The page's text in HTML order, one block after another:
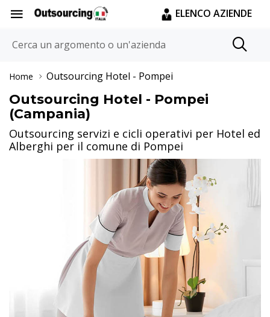
ELENCO AZIENDE
Home Outsourcing Hotel - Pompei
Outsourcing Hotel - Pompei
(Campania)
Outsourcing servizi e cicli operativi per Hotel ed
Alberghi per il comune di Pompei